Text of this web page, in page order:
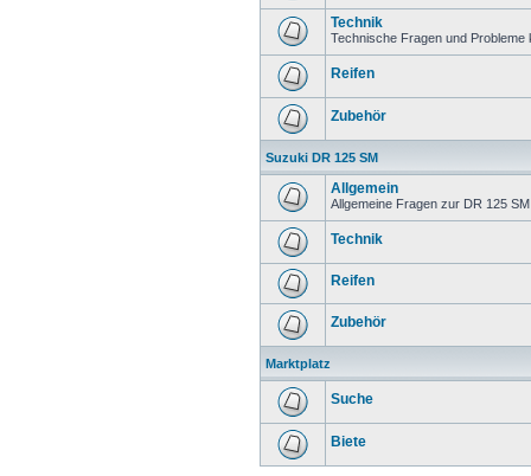
Technik
Technische Fragen und Probleme
Reifen
Zubehör
Suzuki DR 125 SM
Allgemein
Allgemeine Fragen zur DR 125 SM
Technik
Reifen
Zubehör
Marktplatz
Suche
Biete